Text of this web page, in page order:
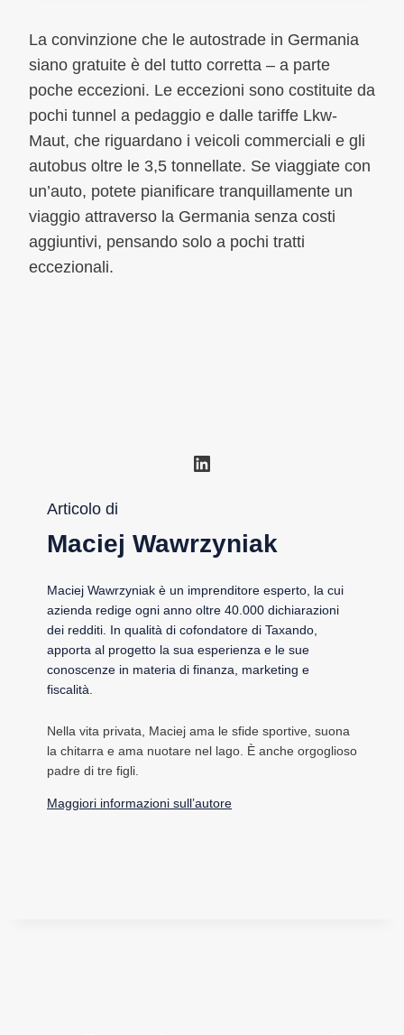
La convinzione che le autostrade in Germania
siano gratuite è del tutto corretta – a parte
poche eccezioni. Le eccezioni sono costituite da
pochi tunnel a pedaggio e dalle tariffe Lkw-
Maut, che riguardano i veicoli commerciali e gli
autobus oltre le 3,5 tonnellate. Se viaggiate con
un’auto, potete pianificare tranquillamente un
viaggio attraverso la Germania senza costi
aggiuntivi, pensando solo a pochi tratti
eccezionali.
LinkedIn
Articolo di
Maciej Wawrzyniak
Maciej Wawrzyniak è un imprenditore esperto, la cui
azienda redige ogni anno oltre 40.000 dichiarazioni
dei redditi. In qualità di cofondatore di Taxando,
apporta al progetto la sua esperienza e le sue
conoscenze in materia di finanza, marketing e
fiscalità.
Nella vita privata, Maciej ama le sfide sportive, suona
la chitarra e ama nuotare nel lago. È anche orgoglioso
padre di tre figli.
Maggiori informazioni sull’autore